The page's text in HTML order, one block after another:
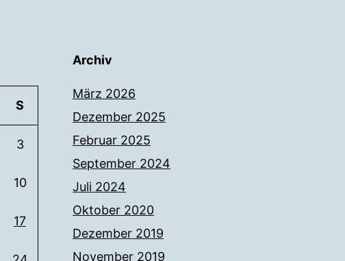
S
3
10
17
Archiv
März 2026
Dezember 2025
Februar 2025
September 2024
Juli 2024
Oktober 2020
Dezember 2019
November 2019